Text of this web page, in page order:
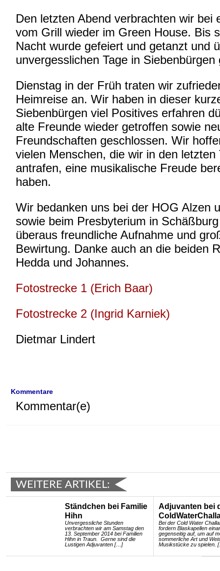
Den letzten Abend verbrachten wir bei
vom Grill wieder im Green House. Bis
Nacht wurde gefeiert und getanzt und
unvergesslichen Tage in Siebenbürgen
Dienstag in der Früh traten wir
Heimreise an. Wir haben in dieser
Siebenbürgen viel Positives erfahren
alte Freunde wieder getroffen sowie
Freundschaften geschlossen. Wir
vielen Menschen, die wir in den letzten
antrafen, eine musikalische Freude
haben.
Wir bedanken uns bei der HOG Alzen
sowie beim Presbyterium in
überaus freundliche Aufnahme und
Bewirtung. Danke auch an die beiden
Hedda und Johannes.
Fotostrecke 1 (Erich Baar)
Fotostrecke 2 (Ingrid Karniek)
Dietmar Lindert
Kommentare
Kommentar(e)
WEITERE ARTIKEL:
Ständchen bei Familie
Hihn
Unvergessliche Stunden
verbrachten wir am Samstag den
13. September 2014 bei Familien
Hihn in Traun. Gerne sind die
Lustigen Adjuvanten […]
Adjuvanten bei
Bei der Cold Water
fordern Blaskapellen
gegenseitig auf, um auf
sommerliche Art und
Musikstücke zu spielen.